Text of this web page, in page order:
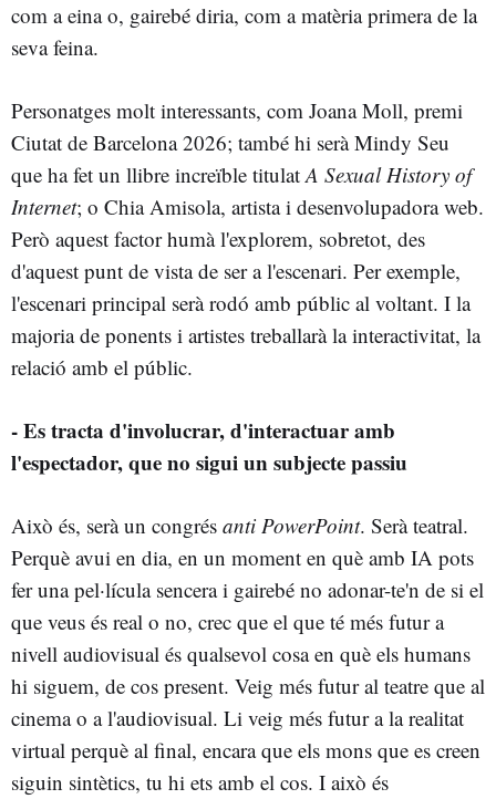
com a eina o, gairebé diria, com a matèria primera de la
seva feina.
Personatges molt interessants, com Joana Moll, premi
Ciutat de Barcelona 2026; també hi serà Mindy Seu
que ha fet un llibre increïble titulatA Sexual History of
Internet; o Chia Amisola, artista i desenvolupadora web.
Però aquest factor humà l'explorem, sobretot, des
d'aquest punt de vista de ser a l'escenari. Per exemple,
l'escenari principal serà rodó amb públic al voltant. I la
majoria de ponents i artistes treballarà la interactivitat, la
relació amb el públic.
- Es tracta d'involucrar, d'interactuar amb
l'espectador, que no sigui un subjecte passiu
Això és, serà un congrés anti PowerPoint. Serà teatral.
Perquè avui en dia, en un moment en què amb IA pots
fer una pel·lícula sencera i gairebé no adonar-te'n de si el
que veus és real o no, crec que el que té més futur a
nivell audiovisual és qualsevol cosa en què els humans
hi siguem, de cos present. Veig més futur al teatre que al
cinema o a l'audiovisual. Li veig més futur a la realitat
virtual perquè al final, encara que els mons que es creen
siguin sintètics, tu hi ets amb el cos. I això és